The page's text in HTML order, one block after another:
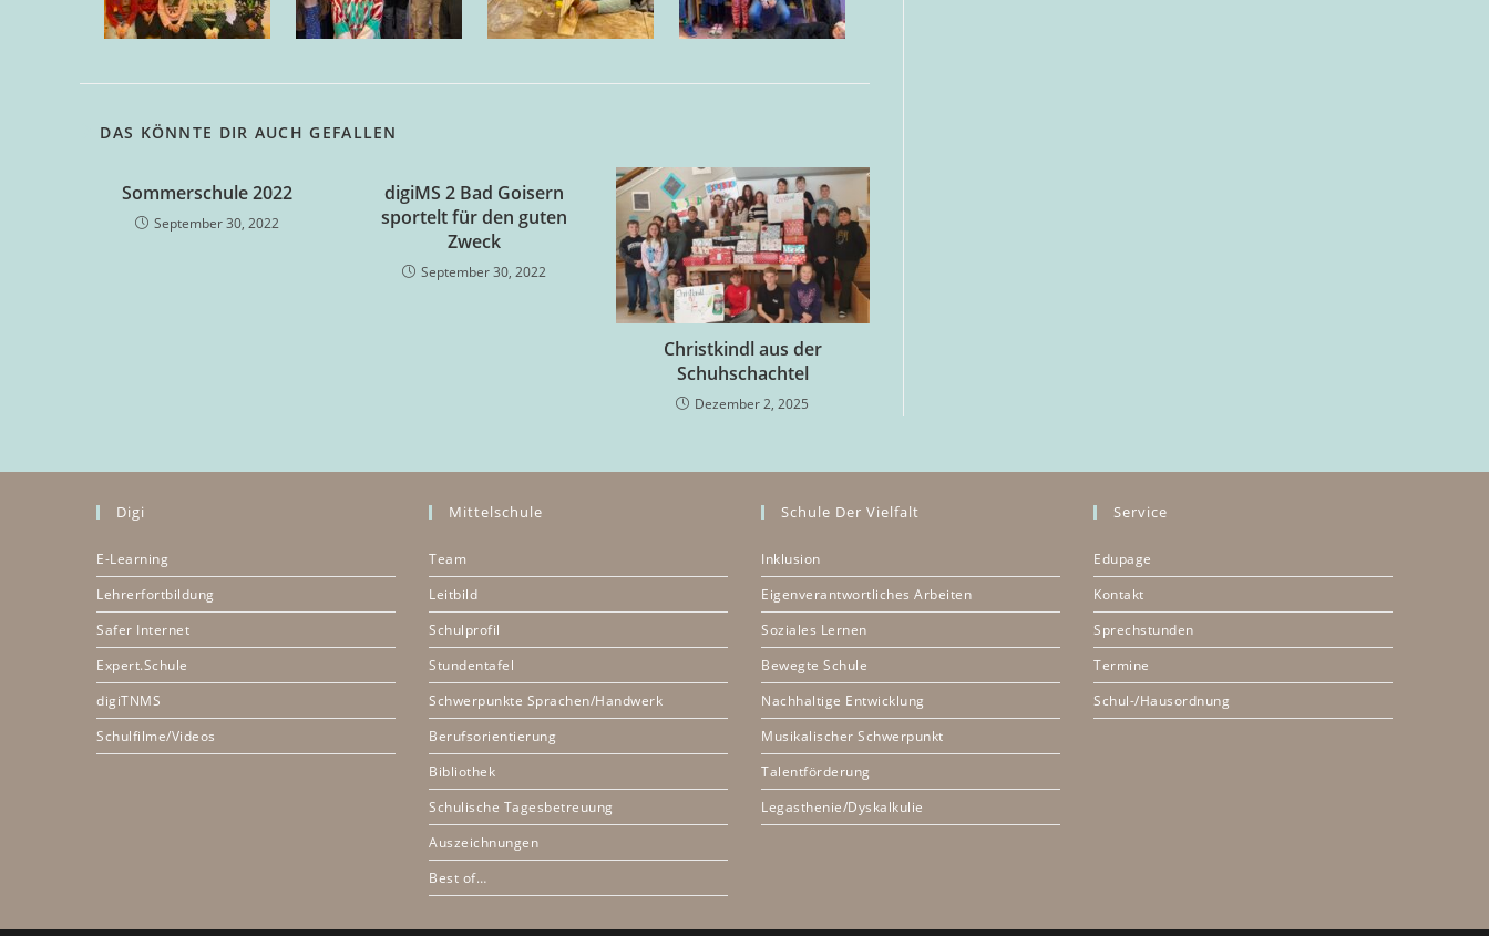
DAS KÖNNTE DIR AUCH GEFALLEN
Sommerschule 2022
September 30, 2022
digiMS 2 Bad Goisern
sportelt für den guten
Zweck
September 30, 2022
Christkindl aus der
Schuhschachtel
Dezember 2, 2025
Digi
E-Learning
Lehrerfortbildung
Safer Internet
Expert.Schule
digiTNMS
Schulfilme/Videos
Mittelschule
Team
Leitbild
Schulprofil
Stundentafel
Schwerpunkte Sprachen/Handwerk
Berufsorientierung
Bibliothek
Schulische Tagesbetreuung
Auszeichnungen
Best of…
Schule Der Vielfalt
Inklusion
Eigenverantwortliches Arbeiten
Soziales Lernen
Bewegte Schule
Nachhaltige Entwicklung
Musikalischer Schwerpunkt
Talentförderung
Legasthenie/Dyskalkulie
Service
Edupage
Kontakt
Sprechstunden
Termine
Schul-/Hausordnung